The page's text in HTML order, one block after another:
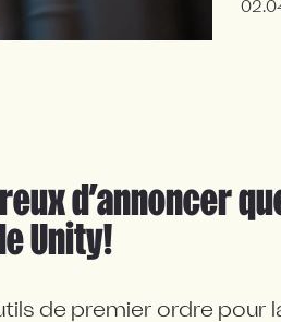
d’annoncer
Unity!
de premier ordre pour